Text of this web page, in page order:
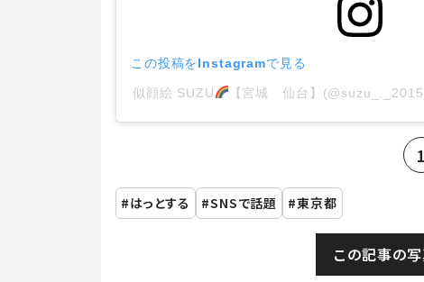
この投稿をInstagramで見る
似顔絵 SUZU 【宮城 仙台】
1
はっとする SNSで話題 東京都
この記事の